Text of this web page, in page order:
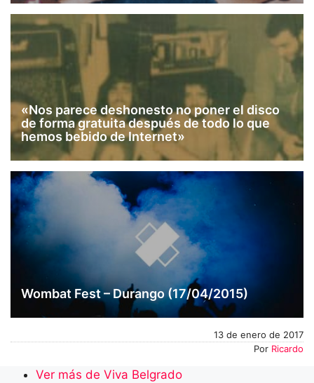
«Nos parece deshonesto no poner el disco
de forma gratuita después de todo lo que
hemos bebido de Internet»
Wombat Fest – Durango (17/04/2015)
13 de enero de 2017
Por Ricardo
Ver más de Viva Belgrado